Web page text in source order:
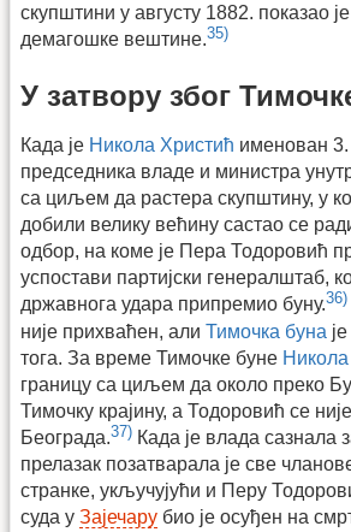
скупштини у августу 1882. показао
демагошке вештине.35)
У затвору због
Када је Никола Христић именован 3.
председника владе и министра
са циљем да растера скупштину, у
добили велику већину састао се
одбор, на коме је Пера Тодоровић
успостави партијски генералштаб,
државнога удара припремио буну.36)
није прихваћен, али Тимочка буна
тога. За време Тимочке буне
границу са циљем да около преко
Тимочку крајину, а Тодоровић се
Београда.37) Када је влада сазнала
прелазак позатварала је све
странке, укључујући и Перу
суда у Зајечару био је осуђен на